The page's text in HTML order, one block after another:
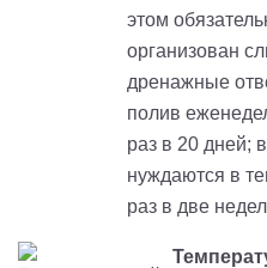
этом
организован
дренажные
полив
раз в 20 дней;
нуждаются в
раз в две